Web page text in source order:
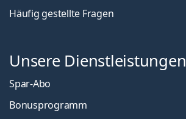
Häufig gestellte Fragen
Unsere Dienstleistungen
Spar-Abo
Bonusprogramm